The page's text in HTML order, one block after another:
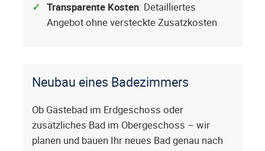
Transparente Kosten: Detailliertes
Angebot ohne versteckte Zusatzkosten
Neubau eines Badezimmers
Ob Gästebad im Erdgeschoss oder
zusätzliches Bad im Obergeschoss – wir
planen und bauen Ihr neues Bad genau nach